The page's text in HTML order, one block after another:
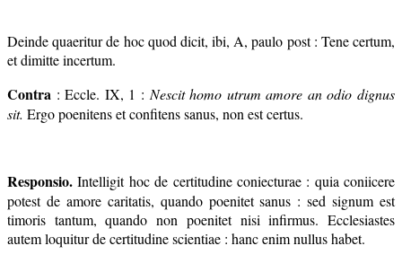
Deinde quaeritur de hoc quod dicit, ibi, A, paulo post : Tene certum,
et dimitte incertum.
Contra : Eccle. IX, 1 : Nescit homo utrum amore an odio dignus
sit. Ergo poenitens et confitens sanus, non est certus.
Responsio. Intelligit hoc de certitudine coniecturae : quia coniicere
potest de amore caritatis, quando poenitet sanus : sed signum est
timoris tantum, quando non poenitet nisi infirmus. Ecclesiastes
autem loquitur de certitudine scientiae : hanc enim nullus habet.